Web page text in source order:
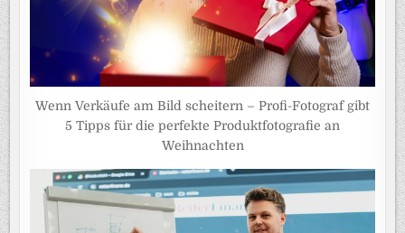
Wenn Verkäufe am Bild scheitern – Profi-Fotograf gibt
5 Tipps für die perfekte Produktfotografie an
Weihnachten